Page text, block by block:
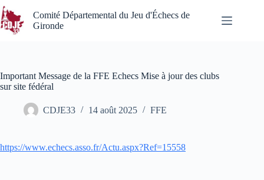
Passer
au
contenu
Comité Départemental du Jeu d'Échecs de
Gironde
Important Message de la FFE Echecs Mise à jour des clubs
sur site fédéral
CDJE33 14 août 2025 FFE
https://www.echecs.asso.fr/Actu.aspx?Ref=15558